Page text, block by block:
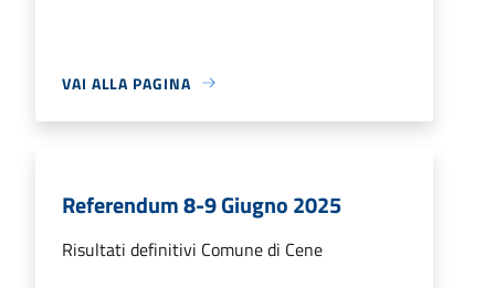
VAI ALLA PAGINA
Referendum 8-9 Giugno 2025
Risultati definitivi Comune di Cene